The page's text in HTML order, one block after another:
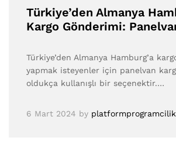
Türkiye’den Almanya
Kargo Gönderimi:
Türkiye’den Almanya Hamburg’a
yapmak isteyenler için panelvan
oldukça kullanışlı bir seçenektir.…
6 Mart 2024 by platformprogramcilik